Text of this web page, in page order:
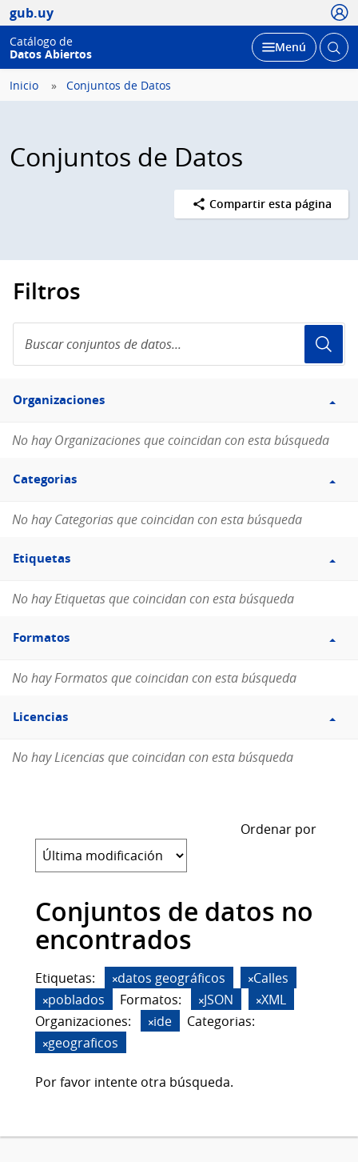
gub.uy
Catálogo de
Datos Abiertos
Desplegar
Menú Abrir
Inicio Conjuntos de Datos
Conjuntos de Datos
Compartir esta página
Filtros
conjuntos
de
Filtro
Organizaciones
Organizaciones
No hay Organizaciones que coincidan con esta búsqueda
Filtro
Categorias
Categorias
No hay Categorias que coincidan con esta búsqueda
Filtro
Etiquetas
Etiquetas
No hay Etiquetas que coincidan con esta búsqueda
Filtro
Formatos
Formatos
No hay Formatos que coincidan con esta búsqueda
Filtro
Licencias
Licencias
No hay Licencias que coincidan con esta búsqueda
Ordenar por
Conjuntos de datos no
encontrados
Etiquetas: datos geográficos
Calles
poblados
Formatos: JSON
XML
Organizaciones:
ide
Categorias:
geograficos
Por favor intente otra búsqueda.